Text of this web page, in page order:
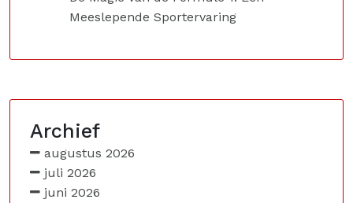
Meeslepende Sportervaring
Archief
augustus 2026
juli 2026
juni 2026